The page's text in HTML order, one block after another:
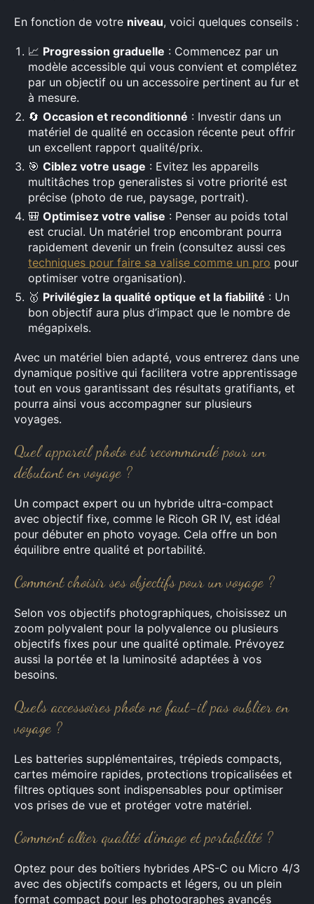
En fonction de votre niveau, voici quelques conseils :
📈 Progression graduelle : Commencez par un
modèle accessible qui vous convient et complétez
par un objectif ou un accessoire pertinent au fur et
à mesure.
🔄 Occasion et reconditionné : Investir dans un
matériel de qualité en occasion récente peut offrir
un excellent rapport qualité/prix.
🎯 Ciblez votre usage : Evitez les appareils
multitâches trop generalistes si votre priorité est
précise (photo de rue, paysage, portrait).
🎒 Optimisez votre valise : Penser au poids total
est crucial. Un matériel trop encombrant pourra
rapidement devenir un frein (consultez aussi ces
techniques pour faire sa valise comme un pro pour
optimiser votre organisation).
🥇 Privilégiez la qualité optique et la fiabilité : Un
bon objectif aura plus d’impact que le nombre de
mégapixels.
Avec un matériel bien adapté, vous entrerez dans une
dynamique positive qui facilitera votre apprentissage
tout en vous garantissant des résultats gratifiants, et
pourra ainsi vous accompagner sur plusieurs
voyages.
Quel appareil photo est recommandé pour un
débutant en voyage ?
Un compact expert ou un hybride ultra-compact
avec objectif fixe, comme le Ricoh GR IV, est idéal
pour débuter en photo voyage. Cela offre un bon
équilibre entre qualité et portabilité.
Comment choisir ses objectifs pour un voyage ?
Selon vos objectifs photographiques, choisissez un
zoom polyvalent pour la polyvalence ou plusieurs
objectifs fixes pour une qualité optimale. Prévoyez
aussi la portée et la luminosité adaptées à vos
besoins.
Quels accessoires photo ne faut-il pas oublier en
voyage ?
Les batteries supplémentaires, trépieds compacts,
cartes mémoire rapides, protections tropicalisées et
filtres optiques sont indispensables pour optimiser
vos prises de vue et protéger votre matériel.
Comment allier qualité d’image et portabilité ?
Optez pour des boîtiers hybrides APS-C ou Micro 4/3
avec des objectifs compacts et légers, ou un plein
format compact pour les photographes avancés